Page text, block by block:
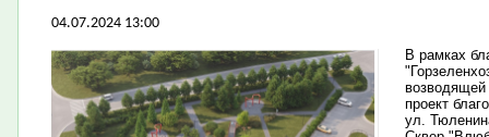
04.07.2024 13:00
В рамках
возводящей
проект
ул.